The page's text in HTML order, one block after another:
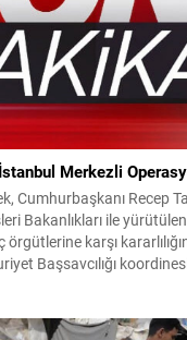
Merkezli
Cumhurbaşkanı Recep
Bakanlıkları ile
karşı
Başsavcılığı
sahada
düşük bedelli
değeri yükseltilerek